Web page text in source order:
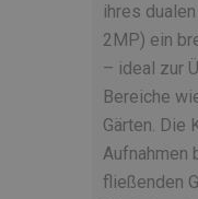
ihres
2MP) ein
– ideal zur
Bereiche
Gärten. Die
Aufnahmen
fließenden